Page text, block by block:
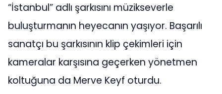
“İstanbul” adlı şarkısını müzikseverle
buluşturmanın heyecanın yaşıyor. Başarılı
sanatçı bu şarkısının klip çekimleri için
kameralar karşısına geçerken yönetmen
koltuğuna da Merve Keyf oturdu.